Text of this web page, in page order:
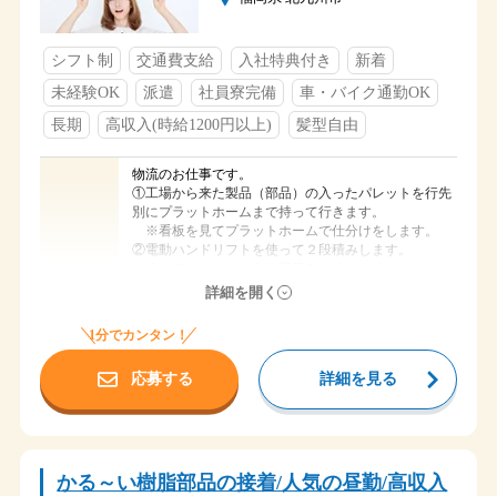
一度相談ください！
休日
GW・夏季・冬季休暇は各1週間ほど！☆旅行や趣味も
楽しめる♪
※長期連休は
GW（4～5月）
夏季（8月）
冬季（12～1月）の年3回です。
・雇用保険
・健康保険
・介護保険
・有給休暇
・車通勤可能
・交通費支給（会社規定）
・食堂・休憩室完備
シフト制 交通費支給 入社特典付き
新着
未経験OK
派遣 社員寮完備
車・バイク通勤OK
長期
高収入(時給1200円以上) 髪型自由
物流のお仕事です。
①工場から来た製品（部品）の入ったパレットを行先
別にプラットホームまで持って行きます。
※看板を見てプラットホームで仕分けをします。
②電動ハンドリフトを使って２段積みします。
空いたパレットを製造工程へ運んでもらいます。
※パレットにはタイヤが付いていますので簡単に移動
できます。
毎日同じことを繰り返し行ってもらいます。
給与 時給 1,300円
勤務地 福岡県宮若市
詳細を開く
1分でカンタン！
応募する 詳細を見る
かる～い樹脂部品の接着/人気の昼勤/高収入